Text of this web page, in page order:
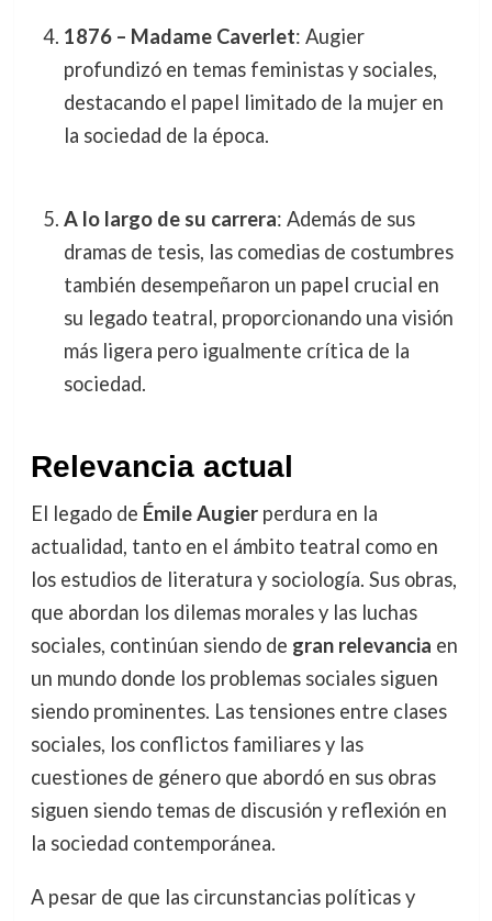
1876 – Madame Caverlet: Augier
profundizó en temas feministas y sociales,
destacando el papel limitado de la mujer en
la sociedad de la época.
A lo largo de su carrera: Además de sus
dramas de tesis, las comedias de costumbres
también desempeñaron un papel crucial en
su legado teatral, proporcionando una visión
más ligera pero igualmente crítica de la
sociedad.
Relevancia actual
El legado de Émile Augierperdura en la
actualidad, tanto en el ámbito teatral como en
los estudios de literatura y sociología. Sus obras,
que abordan los dilemas morales y las luchas
sociales, continúan siendo de gran relevancia en
un mundo donde los problemas sociales siguen
siendo prominentes. Las tensiones entre clases
sociales, los conflictos familiares y las
cuestiones de género que abordó en sus obras
siguen siendo temas de discusión y reflexión en
la sociedad contemporánea.
A pesar de que las circunstancias políticas y